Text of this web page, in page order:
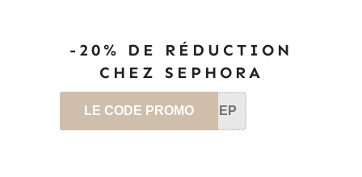
-20% DE RÉDUCTION
CHEZ SEPHORA
LE CODE PROMO SEP